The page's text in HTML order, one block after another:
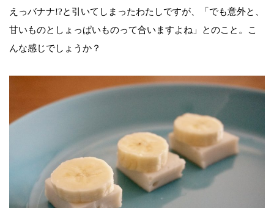
えっバナナ!?と引いてしまったわたしですが、「でも意外と、
甘いものとしょっぱいものって合いますよね」とのこと。こ
んな感じでしょうか？